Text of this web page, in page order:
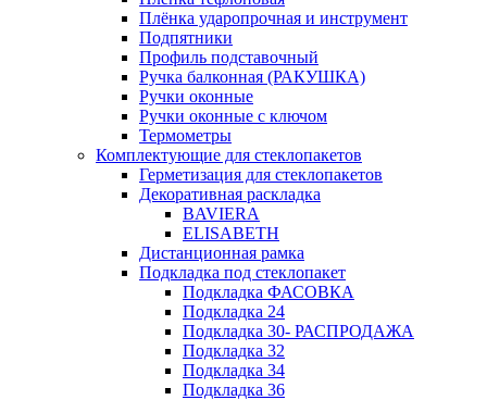
Плёнка ударопрочная и инструмент
Подпятники
Профиль подставочный
Ручка балконная (РАКУШКА)
Ручки оконные
Ручки оконные с ключом
Термометры
Комплектующие для стеклопакетов
Герметизация для стеклопакетов
Декоративная раскладка
BAVIERA
ELISABETH
Дистанционная рамка
Подкладка под стеклопакет
Подкладка ФАСОВКА
Подкладка 24
Подкладка 30- РАСПРОДАЖА
Подкладка 32
Подкладка 34
Подкладка 36